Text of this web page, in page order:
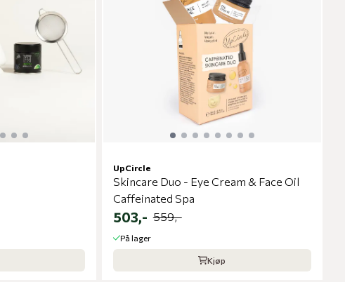
UpCircle
Skincare Duo - Eye Cream & Face Oil
Caffeinated Spa
503,- 559,-
På lager
Kjøp